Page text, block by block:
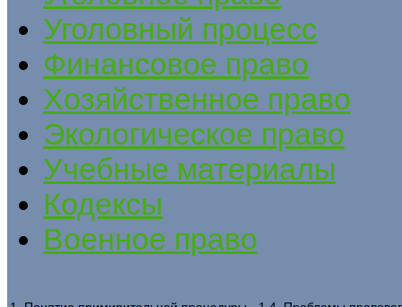
Уголовный процесс
Финансовое право
Хозяйственное право
Экологическое право
Учебные материалы
Кодексы
Военное право